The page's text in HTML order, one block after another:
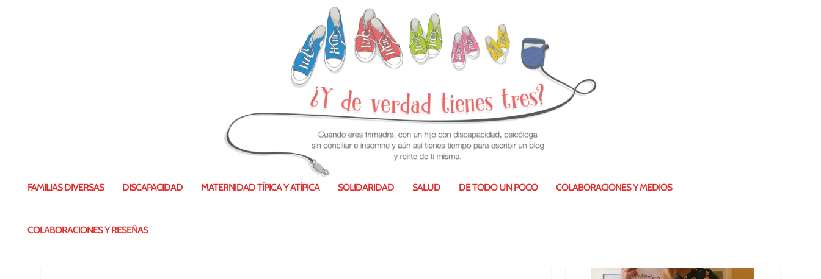
FAMILIAS DIVERSAS DISCAPACIDAD MATERNIDAD TÍPICA Y ATÍPICA SOLIDARIDAD SALUD DE TODO UN POCO COLABORACIONES Y MEDIOS
COLABORACIONES Y RESEÑAS